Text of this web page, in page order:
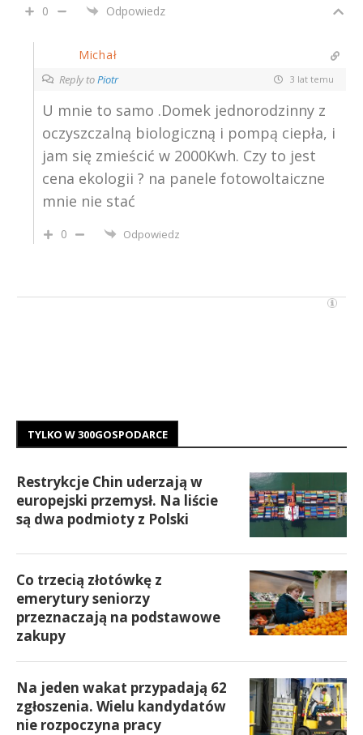
0 Odpowiedz
Michał
Reply toPiotr 3 lat temu
U mnie to samo .Domek jednorodzinny z
oczyszczalną biologiczną i pompą ciepła, i
jam się zmieścić w 2000Kwh. Czy to jest
cena ekologii ? na panele fotowoltaiczne
mnie nie stać
0 Odpowiedz
TYLKO W 300GOSPODARCE
Restrykcje Chin uderzają w
europejski przemysł. Na liście
są dwa podmioty z Polski
Co trzecią złotówkę z
emerytury seniorzy
przeznaczają na podstawowe
zakupy
Na jeden wakat przypadają 62
zgłoszenia. Wielu kandydatów
nie rozpoczyna pracy